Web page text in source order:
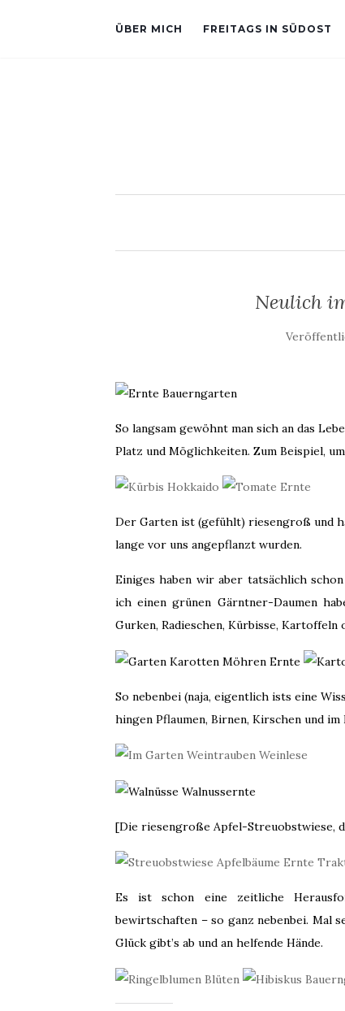
ÜBER MICH FREITAGS IN SÜDOST
Neulich
So langsam gewöhnt man sich an das
Platz und Möglichkeiten. Zum Beispiel,
Der Garten ist (gefühlt) riesengroß und
lange vor uns angepflanzt wurden.
Einiges haben wir aber tatsächlich
ich einen grünen Gärntner-Daumen
Gurken, Radieschen, Kürbisse,
So nebenbei (naja, eigentlich ists eine
hingen Pflaumen, Birnen, Kirschen und im
[Die riesengroße Apfel-Streuobstwiese,
Es ist schon eine zeitliche
bewirtschaften – so ganz nebenbei. Mal
Glück gibt’s ab und an helfende Hände.